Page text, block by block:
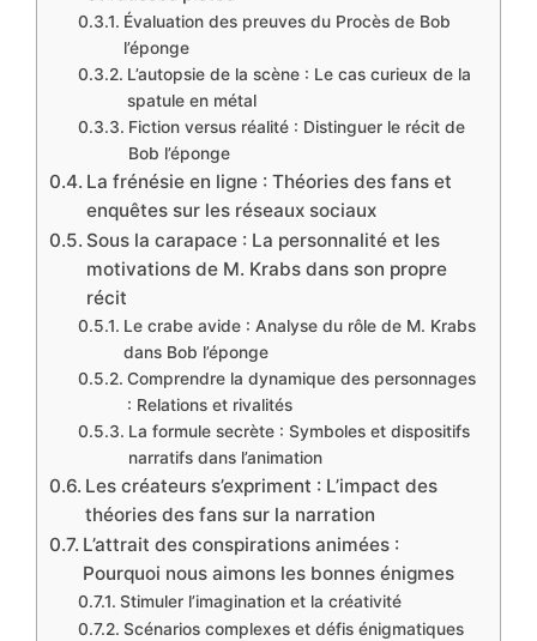
Évaluation des preuves du Procès de Bob
l’éponge
L’autopsie de la scène : Le cas curieux de la
spatule en métal
Fiction versus réalité : Distinguer le récit de
Bob l’éponge
La frénésie en ligne : Théories des fans et
enquêtes sur les réseaux sociaux
Sous la carapace : La personnalité et les
motivations de M. Krabs dans son propre
récit
Le crabe avide : Analyse du rôle de M. Krabs
dans Bob l’éponge
Comprendre la dynamique des personnages
: Relations et rivalités
La formule secrète : Symboles et dispositifs
narratifs dans l’animation
Les créateurs s’expriment : L’impact des
théories des fans sur la narration
L’attrait des conspirations animées :
Pourquoi nous aimons les bonnes énigmes
Stimuler l’imagination et la créativité
Scénarios complexes et défis énigmatiques